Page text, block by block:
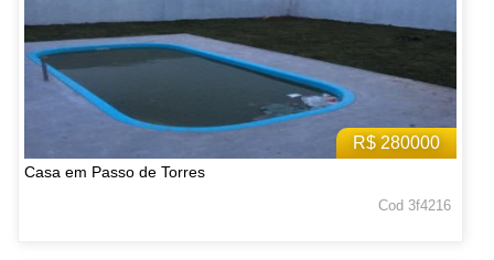
R$ 280000
Casa em Passo de Torres
Cod 3f4216